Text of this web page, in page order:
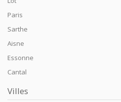
Paris
Sarthe
Aisne
Essonne
Cantal
Villes